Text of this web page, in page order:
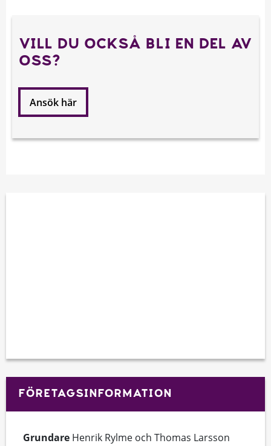
VILL DU OCKSÅ BLI EN DEL AV
OSS?
Ansök här
FÖRETAGSINFORMATION
Grundare Henrik Rylme och Thomas Larsson